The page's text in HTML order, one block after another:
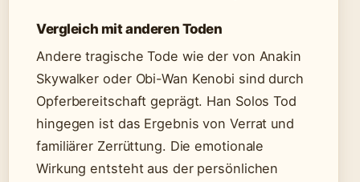
Vergleich mit anderen Toden
Andere tragische Tode wie der von Anakin
Skywalker oder Obi-Wan Kenobi sind durch
Opferbereitschaft geprägt. Han Solos Tod
hingegen ist das Ergebnis von Verrat und
familiärer Zerrüttung. Die emotionale
Wirkung entsteht aus der persönlichen